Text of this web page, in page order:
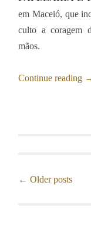
em Maceió, que
culto a coragem
mãos.
Continue reading
Posts
← Older posts